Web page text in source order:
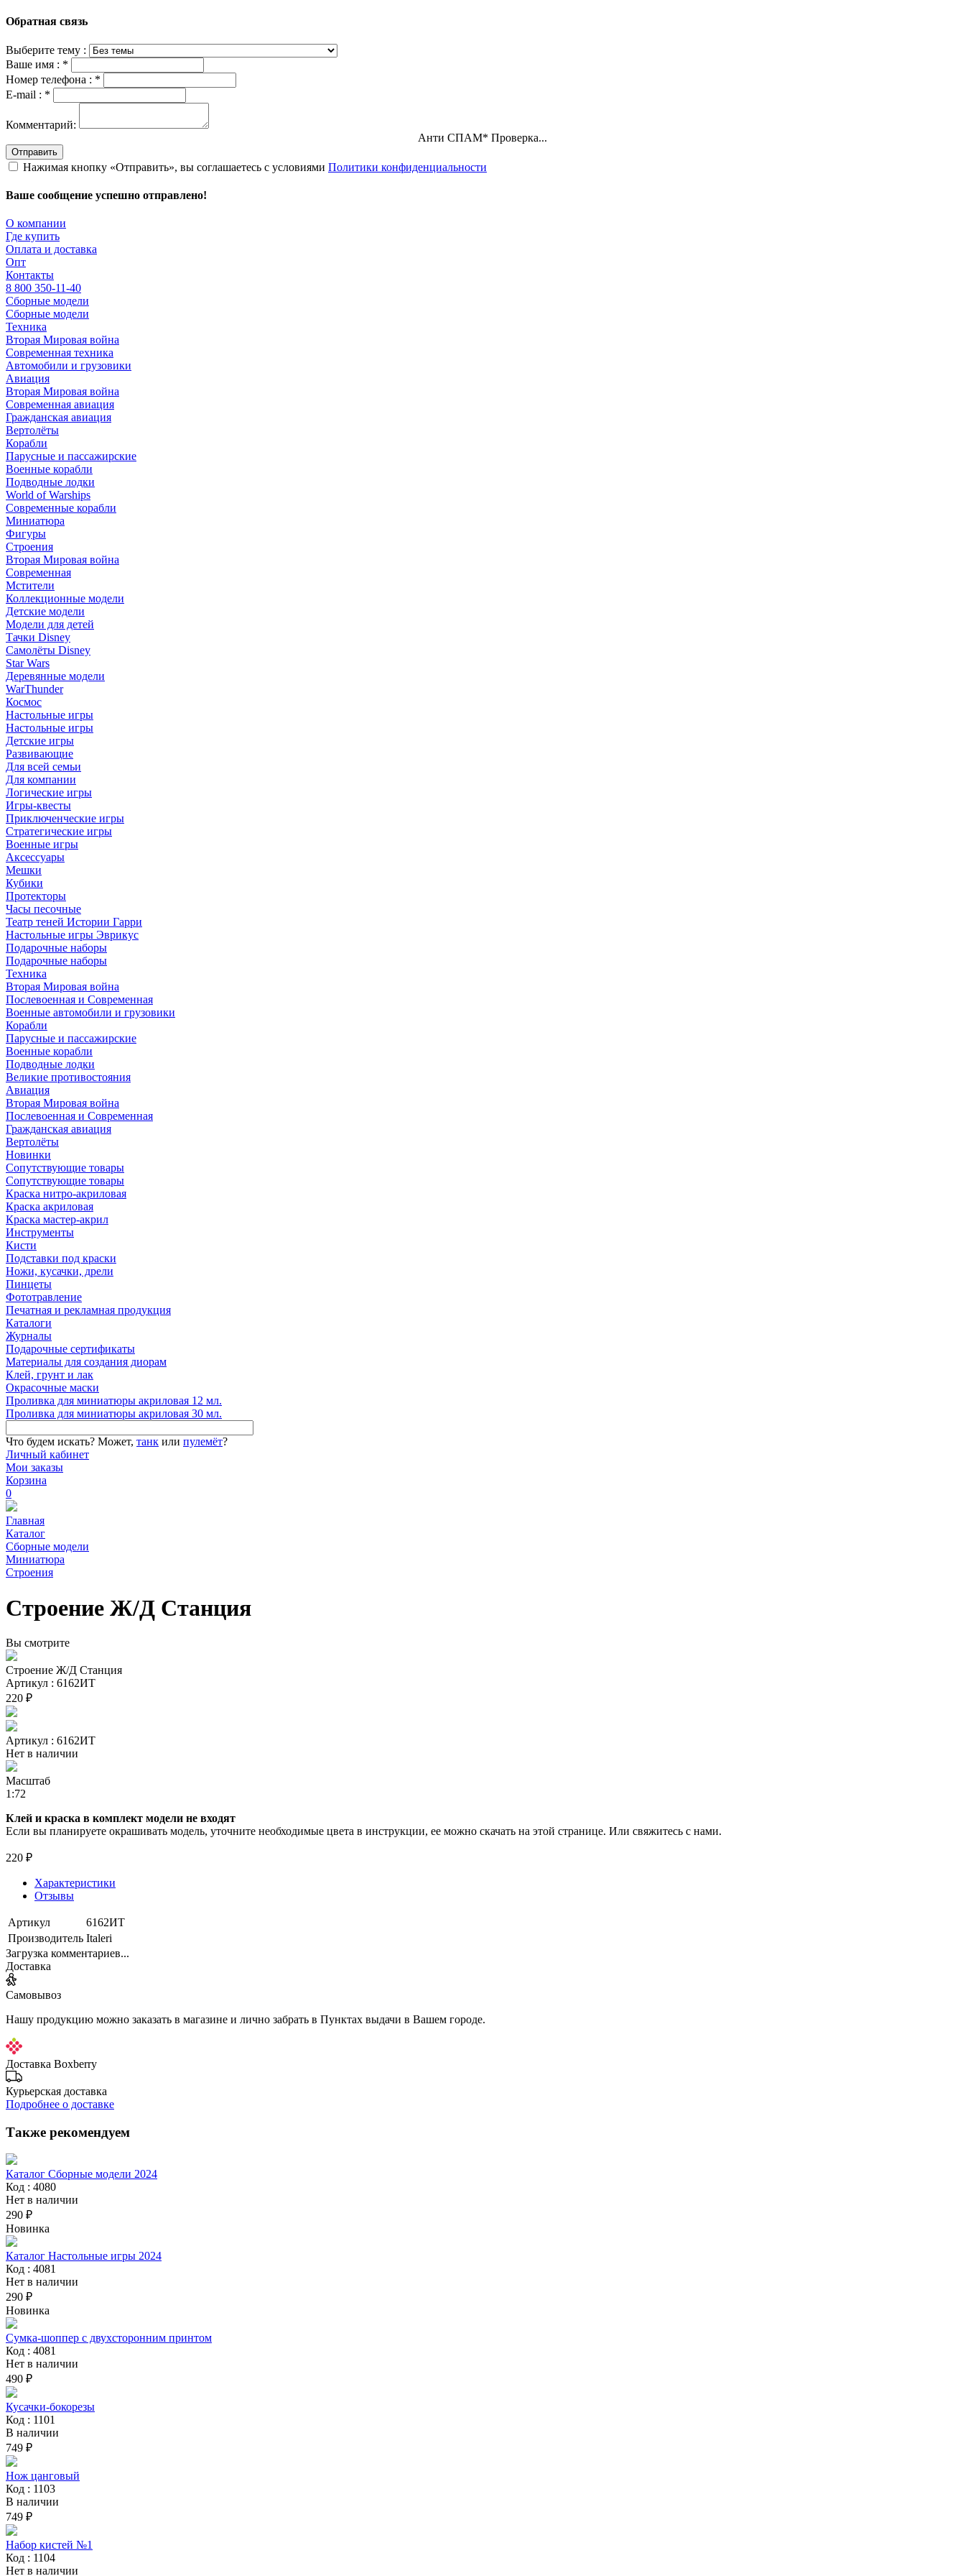
Обратная связь
Выберите тему :
Ваше имя : *
Номер телефона : *
E-mail : *
Комментарий:
Анти СПАМ* Проверка...
Отправить
Нажимая кнопку «Отправить», вы соглашаетесь с условиями Политики конфиденциальности
Ваше сообщение успешно отправлено!
О компании
Где купить
Оплата и доставка
Опт
Контакты
8 800 350-11-40
Сборные модели
Сборные модели
Техника
Вторая Мировая война
Современная техника
Автомобили и грузовики
Авиация
Вторая Мировая война
Современная авиация
Гражданская авиация
Вертолёты
Корабли
Парусные и пассажирские
Военные корабли
Подводные лодки
World of Warships
Современные корабли
Миниатюра
Фигуры
Строения
Вторая Мировая война
Современная
Мстители
Коллекционные модели
Детские модели
Модели для детей
Тачки Disney
Самолёты Disney
Star Wars
Деревянные модели
WarThunder
Космос
Настольные игры
Настольные игры
Детские игры
Развивающие
Для всей семьи
Для компании
Логические игры
Игры-квесты
Приключенческие игры
Стратегические игры
Военные игры
Аксессуары
Мешки
Кубики
Протекторы
Часы песочные
Театр теней Истории Гарри
Настольные игры Эврикус
Подарочные наборы
Подарочные наборы
Техника
Вторая Мировая война
Послевоенная и Современная
Военные автомобили и грузовики
Корабли
Парусные и пассажирские
Военные корабли
Подводные лодки
Великие противостояния
Авиация
Вторая Мировая война
Послевоенная и Современная
Гражданская авиация
Вертолёты
Новинки
Сопутствующие товары
Сопутствующие товары
Краска нитро-акриловая
Краска акриловая
Краска мастер-акрил
Инструменты
Кисти
Подставки под краски
Ножи, кусачки, дрели
Пинцеты
Фототравление
Печатная и рекламная продукция
Каталоги
Журналы
Подарочные сертификаты
Материалы для создания диорам
Клей, грунт и лак
Окрасочные маски
Проливка для миниатюры акриловая 12 мл.
Проливка для миниатюры акриловая 30 мл.
Что будем искать? Может, танк или пулемёт?
Личный кабинет
Мои заказы
Корзина
0
Главная
Каталог
Сборные модели
Миниатюра
Строения
Строение Ж/Д Станция
Вы смотрите
Строение Ж/Д Станция
Артикул : 6162ИТ
220 ₽
Артикул : 6162ИТ
Нет в наличии
Масштаб
1:72
Клей и краска в комплект модели не входят
Если вы планируете окрашивать модель, уточните необходимые цвета в инструкции, ее можно скачать на этой странице. Или свяжитесь с нами.
220 ₽
Характеристики
Отзывы
Артикул
6162ИТ
Производитель Italeri
Загрузка комментариев...
Доставка
Самовывоз
Нашу продукцию можно заказать в магазине и лично забрать в Пунктах выдачи в Вашем городе.
Доставка Boxberry
Курьерская доставка
Подробнее о доставке
Также рекомендуем
Каталог Сборные модели 2024
Код : 4080
Нет в наличии
290 ₽
Новинка
Каталог Настольные игры 2024
Код : 4081
Нет в наличии
290 ₽
Новинка
Сумка-шоппер с двухсторонним принтом
Код : 4081
Нет в наличии
490 ₽
Кусачки-бокорезы
Код : 1101
В наличии
749 ₽
Нож цанговый
Код : 1103
В наличии
749 ₽
Набор кистей №1
Код : 1104
Нет в наличии